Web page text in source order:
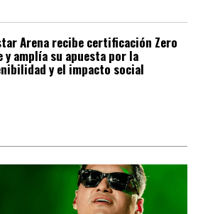
Arena recibe certificación Zero
y amplía su apuesta por la
y el impacto social